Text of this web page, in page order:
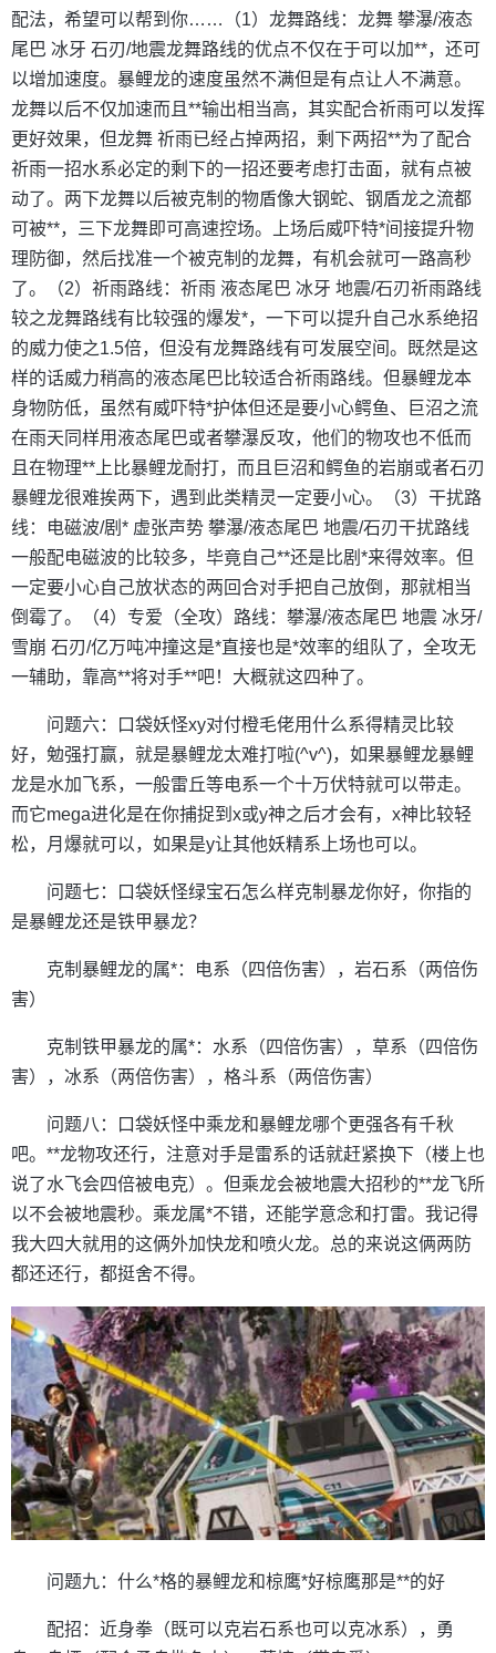
配法，希望可以帮到你……（1）龙舞路线：龙舞 攀瀑/液态
尾巴 冰牙 石刃/地震龙舞路线的优点不仅在于可以加**，还可
以增加速度。暴鲤龙的速度虽然不满但是有点让人不满意。
龙舞以后不仅加速而且**输出相当高，其实配合祈雨可以发挥
更好效果，但龙舞 祈雨已经占掉两招，剩下两招**为了配合
祈雨一招水系必定的剩下的一招还要考虑打击面，就有点被
动了。两下龙舞以后被克制的物盾像大钢蛇、钢盾龙之流都
可被**，三下龙舞即可高速控场。上场后威吓特*间接提升物
理防御，然后找准一个被克制的龙舞，有机会就可一路高秒
了。（2）祈雨路线：祈雨 液态尾巴 冰牙 地震/石刃祈雨路线
较之龙舞路线有比较强的爆发*，一下可以提升自己水系绝招
的威力使之1.5倍，但没有龙舞路线有可发展空间。既然是这
样的话威力稍高的液态尾巴比较适合祈雨路线。但暴鲤龙本
身物防低，虽然有威吓特*护体但还是要小心鳄鱼、巨沼之流
在雨天同样用液态尾巴或者攀瀑反攻，他们的物攻也不低而
且在物理**上比暴鲤龙耐打，而且巨沼和鳄鱼的岩崩或者石刃
暴鲤龙很难挨两下，遇到此类精灵一定要小心。（3）干扰路
线：电磁波/剧* 虚张声势 攀瀑/液态尾巴 地震/石刃干扰路线
一般配电磁波的比较多，毕竟自己**还是比剧*来得效率。但
一定要小心自己放状态的两回合对手把自己放倒，那就相当
倒霉了。（4）专爱（全攻）路线：攀瀑/液态尾巴 地震 冰牙/
雪崩 石刃/亿万吨冲撞这是*直接也是*效率的组队了，全攻无
一辅助，靠高**将对手**吧！大概就这四种了。
问题六：口袋妖怪xy对付橙毛佬用什么系得精灵比较
好，勉强打赢，就是暴鲤龙太难打啦(^v^)，如果暴鲤龙暴鲤
龙是水加飞系，一般雷丘等电系一个十万伏特就可以带走。
而它mega进化是在你捕捉到x或y神之后才会有，x神比较轻
松，月爆就可以，如果是y让其他妖精系上场也可以。
问题七：口袋妖怪绿宝石怎么样克制暴龙你好，你指的
是暴鲤龙还是铁甲暴龙？
克制暴鲤龙的属*：电系（四倍伤害），岩石系（两倍伤
害）
克制铁甲暴龙的属*：水系（四倍伤害），草系（四倍伤
害），冰系（两倍伤害），格斗系（两倍伤害）
问题八：口袋妖怪中乘龙和暴鲤龙哪个更强各有千秋
吧。**龙物攻还行，注意对手是雷系的话就赶紧换下（楼上也
说了水飞会四倍被电克）。但乘龙会被地震大招秒的**龙飞所
以不会被地震秒。乘龙属*不错，还能学意念和打雷。我记得
我大四大就用的这俩外加快龙和喷火龙。总的来说这俩两防
都还还行，都挺舍不得。
问题九：什么*格的暴鲤龙和椋鹰*好椋鹰那是**的好
配招：近身拳（既可以克岩石系也可以克冰系），勇